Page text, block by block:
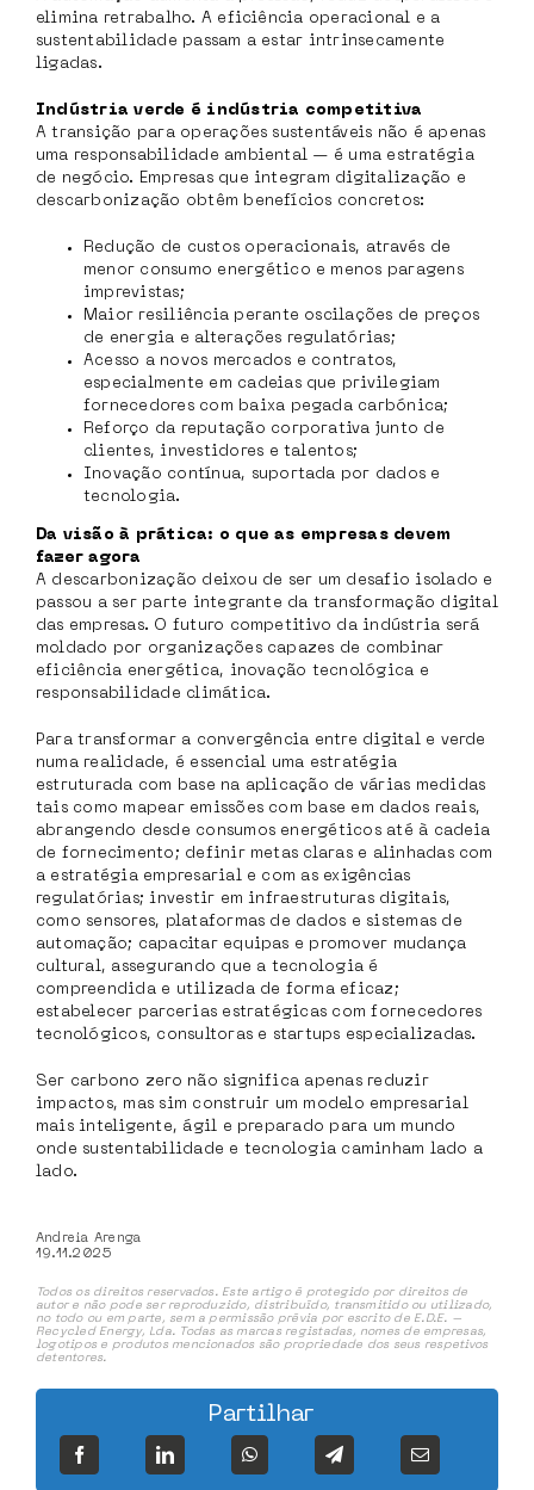
elimina retrabalho. A eficiência operacional e a
sustentabilidade passam a estar intrinsecamente
ligadas.
Indústria verde é indústria competitiva
A transição para operações sustentáveis não é apenas
uma responsabilidade ambiental — é uma estratégia
de negócio. Empresas que integram digitalização e
descarbonização obtêm benefícios concretos:
Redução de custos operacionais, através de
menor consumo energético e menos paragens
imprevistas;
Maior resiliência perante oscilações de preços
de energia e alterações regulatórias;
Acesso a novos mercados e contratos,
especialmente em cadeias que privilegiam
fornecedores com baixa pegada carbónica;
Reforço da reputação corporativa junto de
clientes, investidores e talentos;
Inovação contínua, suportada por dados e
tecnologia.
Da visão à prática: o que as empresas devem
fazer agora
A descarbonização deixou de ser um desafio isolado e
passou a ser parte integrante da transformação digital
das empresas. O futuro competitivo da indústria será
moldado por organizações capazes de combinar
eficiência energética, inovação tecnológica e
responsabilidade climática.
Para transformar a convergência entre digital e verde
numa realidade, é essencial uma estratégia
estruturada com base na aplicação de várias medidas
tais como mapear emissões com base em dados reais,
abrangendo desde consumos energéticos até à cadeia
de fornecimento; definir metas claras e alinhadas com
a estratégia empresarial e com as exigências
regulatórias; investir em infraestruturas digitais,
como sensores, plataformas de dados e sistemas de
automação; capacitar equipas e promover mudança
cultural, assegurando que a tecnologia é
compreendida e utilizada de forma eficaz;
estabelecer parcerias estratégicas com fornecedores
tecnológicos, consultoras e startups especializadas.
Ser carbono zero não significa apenas reduzir
impactos, mas sim construir um modelo empresarial
mais inteligente, ágil e preparado para um mundo
onde sustentabilidade e tecnologia caminham lado a
lado.
Andreia Arenga
19.11.2025
Todos os direitos reservados. Este artigo é protegido por direitos de
autor e não pode ser reproduzido, distribuído, transmitido ou utilizado,
no todo ou em parte, sem a permissão prévia por escrito de E.D.E. –
Recycled Energy, Lda. Todas as marcas registadas, nomes de empresas,
logotipos e produtos mencionados são propriedade dos seus respetivos
detentores.
Partilhar